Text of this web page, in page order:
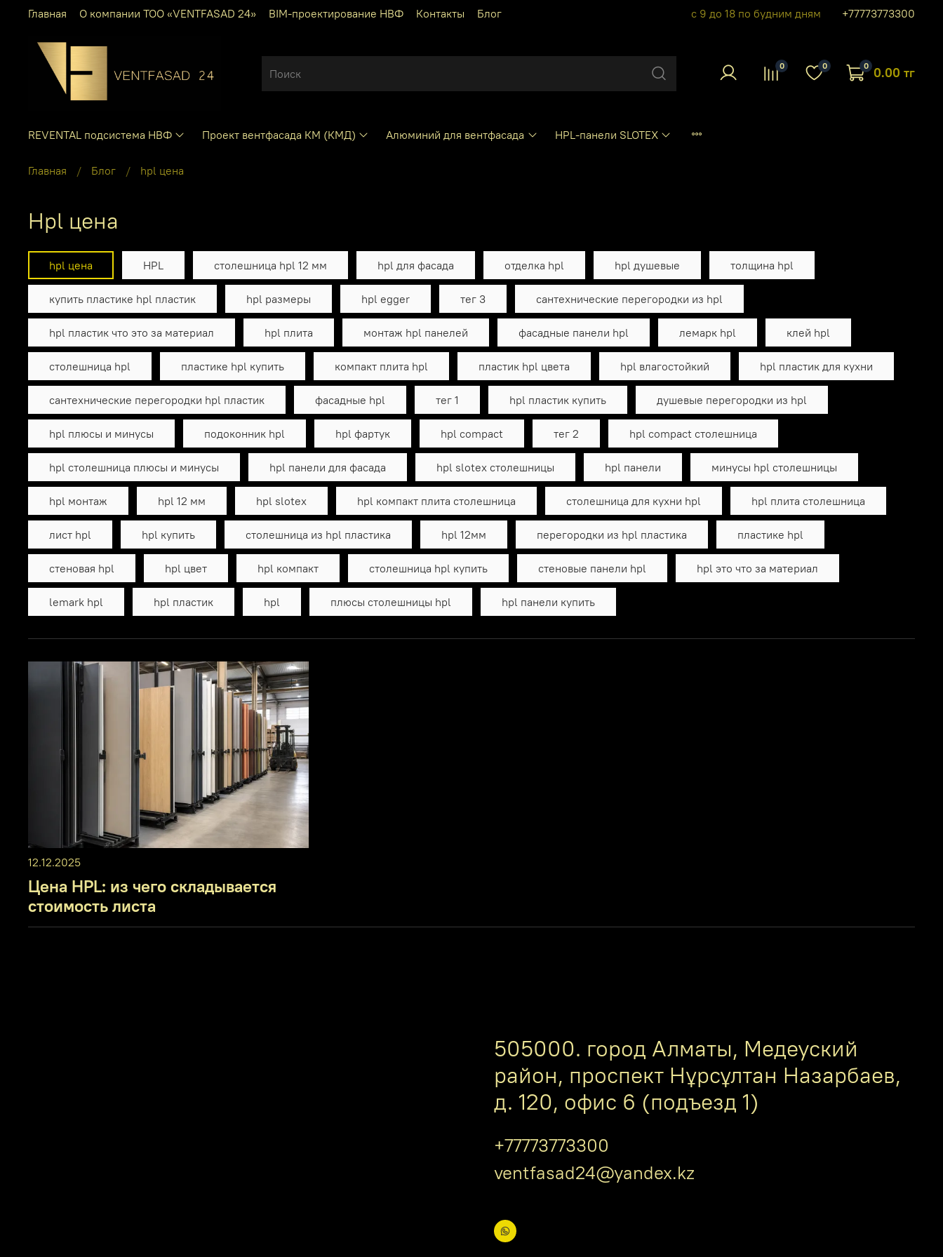
Главная О компании ТОО «VENTFASAD 24» BIM-проектирование НВФ Контакты Блог с 9 до 18 по будним дням +77773773300
0 0 0 0.00 тг
REVENTAL подсистема НВФ Проект вентфасада КМ (КМД) Алюминий для вентфасада HPL-панели SLOTEX
Главная Блог hpl цена
hpl цена
hpl цена HPL столешница hpl 12 мм hpl для фасада отделка hpl hpl душевые толщина hpl
купить пластике hpl пластик hpl размеры hpl egger тег 3 сантехнические перегородки из hpl
hpl пластик что это за материал hpl плита монтаж hpl панелей фасадные панели hpl лемарк hpl клей hpl
столешница hpl пластике hpl купить компакт плита hpl пластик hpl цвета hpl влагостойкий hpl пластик для кухни
сантехнические перегородки hpl пластик фасадные hpl тег 1 hpl пластик купить душевые перегородки из hpl
hpl плюсы и минусы подоконник hpl hpl фартук hpl compact тег 2 hpl compact столешница
hpl столешница плюсы и минусы hpl панели для фасада hpl slotex столешницы hpl панели минусы hpl столешницы
hpl монтаж hpl 12 мм hpl slotex hpl компакт плита столешница столешница для кухни hpl hpl плита столешница
лист hpl hpl купить столешница из hpl пластика hpl 12мм перегородки из hpl пластика пластике hpl
стеновая hpl hpl цвет hpl компакт столешница hpl купить стеновые панели hpl hpl это что за материал
lemark hpl hpl пластик hpl плюсы столешницы hpl hpl панели купить
12.12.2025
Цена HPL: из чего складывается
стоимость листа
505000. город Алматы, Медеуский
район, проспект Нұрсұлтан Назарбаев,
д. 120, офис 6 (подъезд 1)
+77773773300
ventfasad24@yandex.kz